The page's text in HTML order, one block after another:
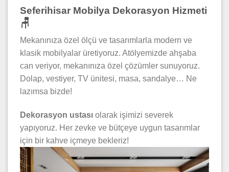
Seferihisar Mobilya Dekorasyon Hizmeti
🪑
Mekanınıza özel ölçü ve tasarımlarla modern ve
klasik mobilyalar üretiyoruz. Atölyemizde ahşaba
can veriyor, mekanınıza özel çözümler sunuyoruz.
Dolap, vestiyer, TV ünitesi, masa, sandalye… Ne
lazımsa bizde!
Dekorasyon ustası olarak işimizi severek
yapıyoruz. Her zevke ve bütçeye uygun tasarımlar
için bir kahve içmeye bekleriz!